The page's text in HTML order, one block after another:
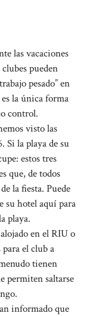
las vacaciones
pueden
pesado” en
la única forma
control.
visto las
Si la playa de su
estos tres
que, de todos
la fiesta. Puede
su hotel aquí para
playa.
en el RIU o
el club a
tienen
permiten saltarse
informado que